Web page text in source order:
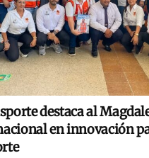
destaca al
en innovación